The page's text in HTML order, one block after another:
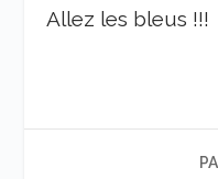
Allez les bleus